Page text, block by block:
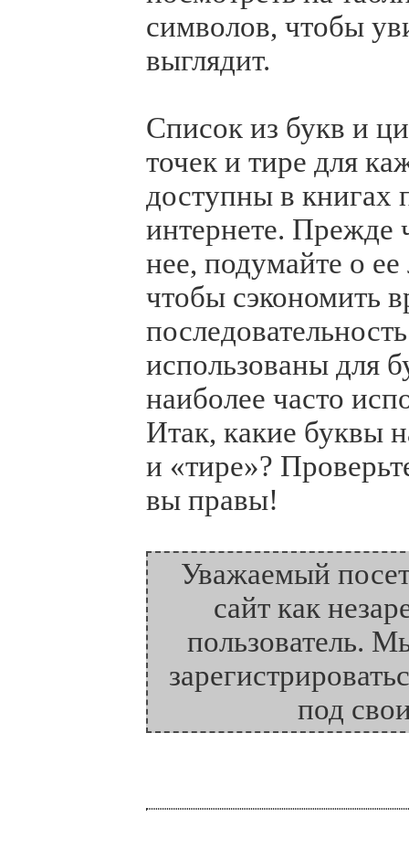
символов, чтобы
выглядит.
Список из букв и
точек и тире для
доступны в книгах
интернете. Прежде
нее, подумайте о
чтобы сэкономить
использованы для
наиболее часто
Итак, какие буквы
и «тире»?
вы правы!
Уважаемый
сайт как
пользователь.
под